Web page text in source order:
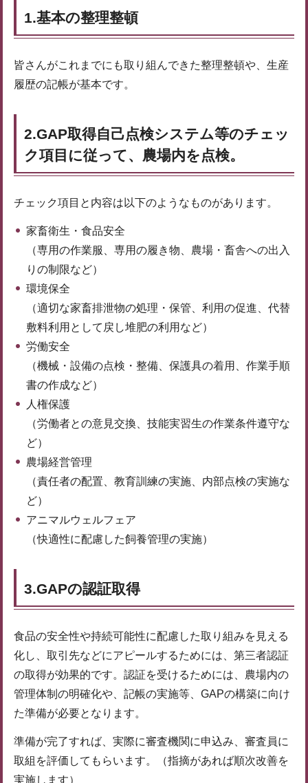
1.基本の整理整頓
皆さんがこれまでにも取り組んできた整理整頓や、生産
履歴の記帳が基本です。
2.GAP取得自己点検システム等のチェッ
ク項目に従って、農場内を点検。
チェック項目と内容は以下のようなものがあります。
家畜衛生・食品安全
（専用の作業服、専用の履き物、農場・畜舎への出入
りの制限など）
環境保全
（適切な家畜排泄物の処理・保管、利用の促進、代替
敷料利用として戻し堆肥の利用など）
労働安全
（機械・設備の点検・整備、保護具の着用、作業手順
書の作成など）
人権保護
（労働者との意見交換、技能実習生の作業条件遵守な
ど）
農場経営管理
（責任者の配置、教育訓練の実施、内部点検の実施な
ど）
アニマルウェルフェア
（快適性に配慮した飼養管理の実施）
3.GAPの認証取得
食品の安全性や持続可能性に配慮した取り組みを見える
化し、取引先などにアピールするためには、第三者認証
の取得が効果的です。認証を受けるためには、農場内の
管理体制の明確化や、記帳の実施等、GAPの構築に向け
た準備が必要となります。
準備が完了すれば、実際に審査機関に申込み、審査員に
取組を評価してもらいます。（指摘があれば順次改善を
実施します）